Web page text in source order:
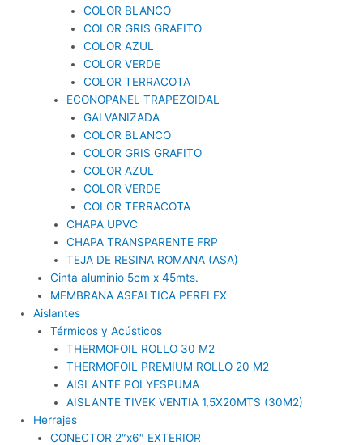
COLOR BLANCO
COLOR GRIS GRAFITO
COLOR AZUL
COLOR VERDE
COLOR TERRACOTA
ECONOPANEL TRAPEZOIDAL
GALVANIZADA
COLOR BLANCO
COLOR GRIS GRAFITO
COLOR AZUL
COLOR VERDE
COLOR TERRACOTA
CHAPA UPVC
CHAPA TRANSPARENTE FRP
TEJA DE RESINA ROMANA (ASA)
Cinta aluminio 5cm x 45mts.
MEMBRANA ASFALTICA PERFLEX
Aislantes
Térmicos y Acústicos
THERMOFOIL ROLLO 30 M2
THERMOFOIL PREMIUM ROLLO 20 M2
AISLANTE POLYESPUMA
AISLANTE TIVEK VENTIA 1,5X20MTS (30M2)
Herrajes
CONECTOR 2″x6″ EXTERIOR